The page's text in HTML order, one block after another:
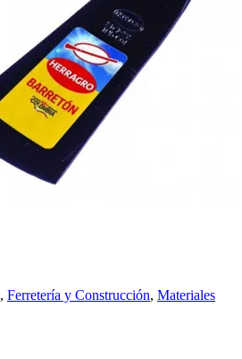
, Ferretería y Construcción, Materiales